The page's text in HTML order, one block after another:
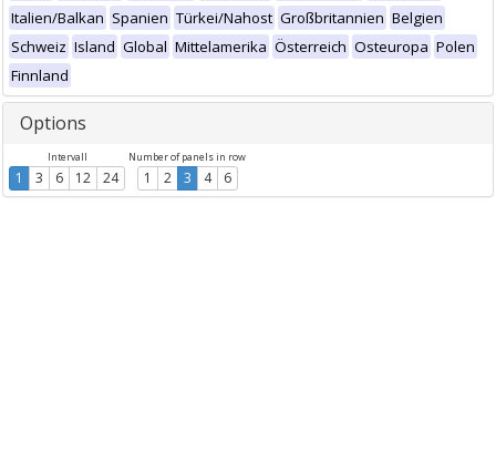
Italien/Balkan Spanien Türkei/Nahost Großbritannien Belgien
Schweiz Island Global Mittelamerika Österreich Osteuropa Polen
Finnland
Options
Intervall
1 3 6 12 24
Number of panels in row
1 2 3 4 6